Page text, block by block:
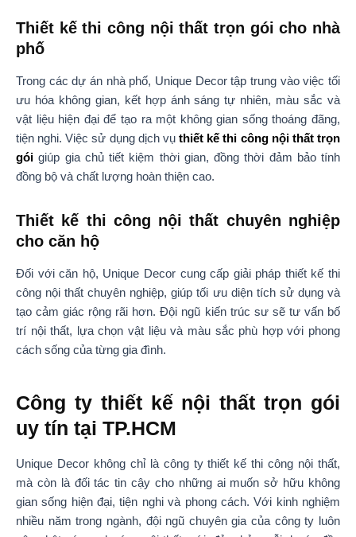
Thiết kế thi công nội thất trọn gói cho nhà
phố
Trong các dự án nhà phố, Unique Decor tập trung vào việc tối
ưu hóa không gian, kết hợp ánh sáng tự nhiên, màu sắc và
vật liệu hiện đại để tạo ra một không gian sống thoáng đãng,
tiện nghi. Việc sử dụng dịch vụthiết kế thi công nội thất trọn
gói giúp gia chủ tiết kiệm thời gian, đồng thời đảm bảo tính
đồng bộ và chất lượng hoàn thiện cao.
Thiết kế thi công nội thất chuyên nghiệp
cho căn hộ
Đối với căn hộ, Unique Decor cung cấp giải pháp thiết kế thi
công nội thất chuyên nghiệp, giúp tối ưu diện tích sử dụng và
tạo cảm giác rộng rãi hơn. Đội ngũ kiến trúc sư sẽ tư vấn bố
trí nội thất, lựa chọn vật liệu và màu sắc phù hợp với phong
cách sống của từng gia đình.
Công ty thiết kế nội thất trọn gói
uy tín tại TP.HCM
Unique Decor không chỉ là công ty thiết kế thi công nội thất,
mà còn là đối tác tin cậy cho những ai muốn sở hữu không
gian sống hiện đại, tiện nghi và phong cách. Với kinh nghiệm
nhiều năm trong ngành, đội ngũ chuyên gia của công ty luôn